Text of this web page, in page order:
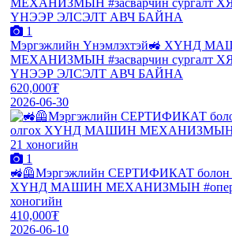
1
Мэргэжлийн Үнэмлэхтэй🚜 ХҮНД
МЕХАНИЗМЫН #засварчин сургалт
ҮНЭЭР ЭЛСЭЛТ АВЧ БАЙНА
620,000₮
2026-06-30
1
🚜🦺Мэргэжлийн СЕРТИФИКАТ
ХҮНД МАШИН МЕХАНИЗМЫН
хоногийн
410,000₮
2026-06-10